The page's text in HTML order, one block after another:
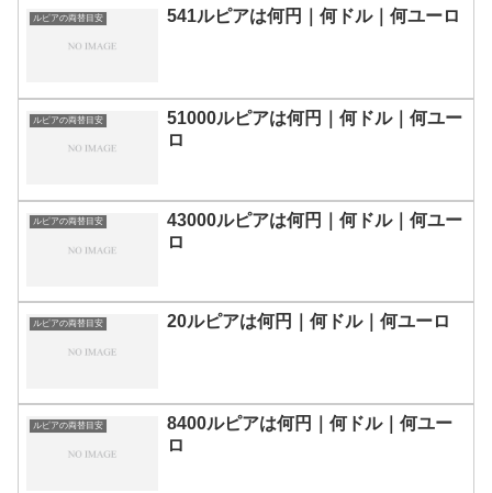
ルピアの両替目安 541ルピアは何円｜何ドル｜何ユーロ
ルピアの両替目安
51000ルピアは何円｜何ドル｜何ユー
ロ
ルピアの両替目安
43000ルピアは何円｜何ドル｜何ユー
ロ
ルピアの両替目安 20ルピアは何円｜何ドル｜何ユーロ
ルピアの両替目安
8400ルピアは何円｜何ドル｜何ユー
ロ